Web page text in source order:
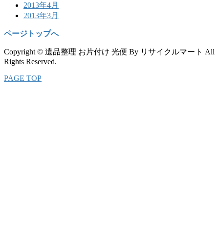
2013年4月
2013年3月
ページトップへ
Copyright © 遺品整理 お片付け 光便 By リサイクルマート All
Rights Reserved.
PAGE TOP